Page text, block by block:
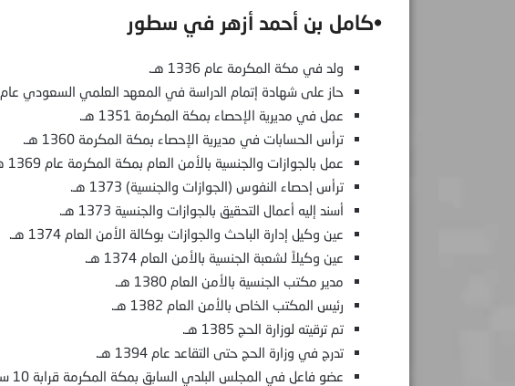
•كامل بن أحمد أزهر في سطور
ولد في مكة المكرمة عام 1336 هـ.
حاز على شهادة إتمام الدراسة في المعهد العلمي السعودي عام 1356 هـ.
عمل في مديرية الإحصاء بمكة المكرمة 1351 هـ.
ترأس الحسابات في مديرية الإحصاء بمكة المكرمة 1360 هـ.
عمل بالجوازات والجنسية بالأمن العام بمكة المكرمة عام 1369 هـ.
ترأس إحصاء النفوس (الجوازات والجنسية) 1373 هـ.
أسند إليه أعمال التحقيق بالجوازات والجنسية 1373 هـ.
عين وكيل إدارة الباحث والجوازات بوكالة الأمن العام 1374 هـ.
عين وكيلاً لشعبة الجنسية بالأمن العام 1374 هـ.
مدير مكتب الجنسية بالأمن العام 1380 هـ.
رئيس المكتب الخاص بالأمن العام 1382 هـ.
تم ترقيته لوزارة الحج 1385 هـ.
تدرج في وزارة الحج حتى التقاعد عام 1394 هـ.
عضو فاعل في المجلس البلدي السابق بمكة المكرمة قرابة 10 سنوات.